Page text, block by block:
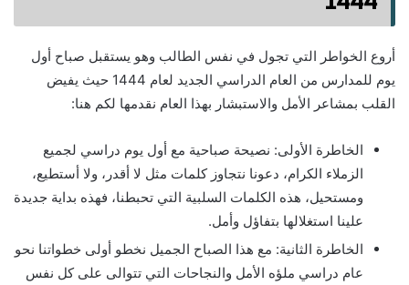
أروع الخواطر التي تجول في نفس الطالب وهو يستقبل صباح أول
يوم للمدارس من العام الدراسي الجديد لعام 1444 حيث يفيض
القلب بمشاعر الأمل والاستبشار بهذا العام نقدمها لكم هنا:
الخاطرة الأولى: نصيحة صباحية مع أول يوم دراسي لجميع
الزملاء الكرام، دعونا نتجاوز كلمات مثل لا أقدر، ولا أستطيع،
ومستحيل، هذه الكلمات السلبية التي تحبطنا، فهذه بداية جديدة
علينا استغلالها بتفاؤل وأمل.
الخاطرة الثانية: مع هذا الصباح الجميل نخطو أولى خطواتنا نحو
عام دراسي ملؤه الأمل والنجاحات التي تتوالى على كل نفس